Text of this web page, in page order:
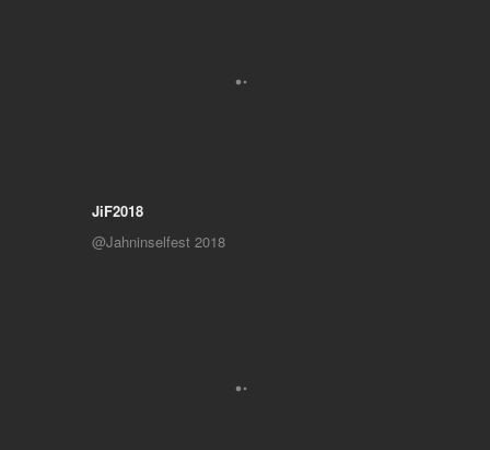
JiF2018
@Jahninselfest 2018